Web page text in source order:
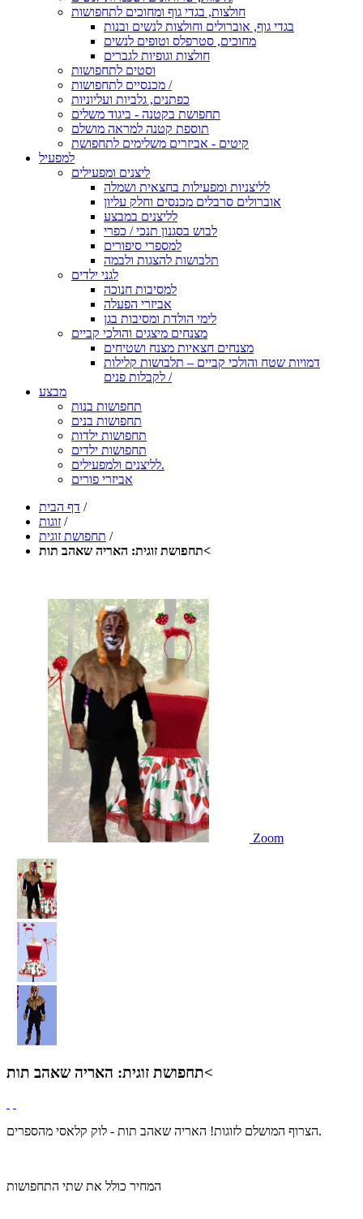
חולצות, בגדי גוף ומחוכים לתחפושות
בגדי גוף, אוברולים וחולצות לנשים ובנות
מחוכים, סטרפלס וטופים לנשים
חולצות וגופיות לגברים
וסטים לתחפושות
מכנסיים לתחפושות /
כפתנים, גלביות ועליוניות
תחפושת בקטנה - ביגוד משלים
תוספת קטנה למראה מושלם
קיטים - אביזרים משלימים לתחפושת
למפעיל
ליצנים ומפעילים
לליצניות ומפעילות בחצאית ושמלה
אוברולים סרבלים מכנסים וחלק עליון
לליצנים במבצע
לבוש בסגנון תנכי / כפרי
למספרי סיפורים
תלבושות להצגות ולבמה
לגני ילדים
למסיבות חנוכה
אביזרי הפעלה
לימי הולדת ומסיבות בגן
מצנחים מיצגים והולכי קביים
מצנחים חצאיות מצנח ושטיחים
דמויות שטח והולכי קביים – תלבושות קלילות
לקבלות פנים /
מבצע
תחפושות בנות
תחפושות בנים
תחפושות ילדות
תחפושות ילדים
לליצנים ולמפעילים.
אביזרי פורים
דף הבית /
זוגות /
תחפושת זוגית /
תחפושת זוגית: האריה שאהב תות<
Zoom
תחפושת זוגית: האריה שאהב תות<
הצרוף המושלם לזוגות! האריה שאהב תות - לוק קלאסי מהספרים.
המחיר כולל את שתי התחפושות